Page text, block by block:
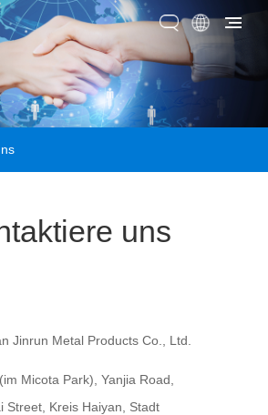
uns
Jinrun Metal Products Co., Ltd.
Micota Park), Yanjia Road,
Street, Kreis Haiyan, Stadt